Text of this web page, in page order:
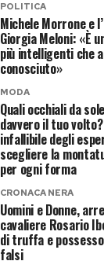
POLITICA
Michele Morrone e
Giorgia Meloni: «È
più intelligenti che
conosciuto»
MODA
Quali occhiali da
davvero il tuo
infallibile degli
scegliere la
per ogni forma
CRONACA NERA
Uomini e Donne,
cavaliere Rosario
di truffa e
falsi